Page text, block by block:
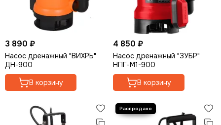
3 890 ₽
Насос дренажный "ВИХРЬ"
ДН-900
В корзину
4 850 ₽
Насос дренажный "ЗУБР"
НПГ-М1-900
В корзину